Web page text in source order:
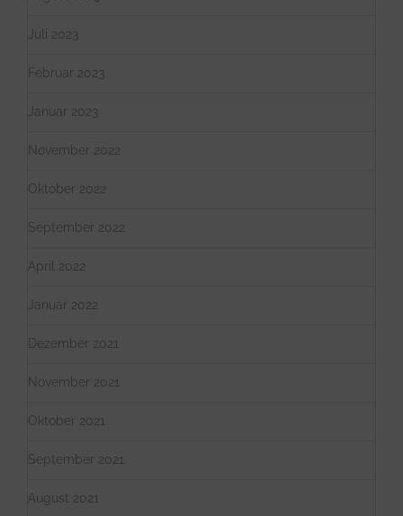
Juli 2023
Februar 2023
Januar 2023
November 2022
Oktober 2022
September 2022
April 2022
Januar 2022
Dezember 2021
November 2021
Oktober 2021
September 2021
August 2021